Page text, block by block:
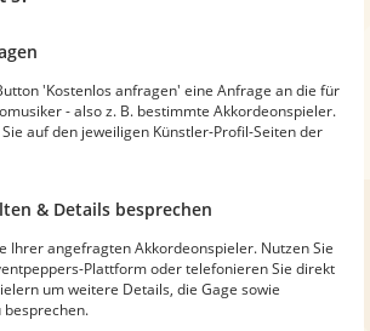
'Kostenlos anfragen' eine Anfrage an die für
- also z. B. bestimmte Akkordeonspieler.
auf den jeweiligen Künstler-Profil-Seiten der
& Details besprechen
Ihrer angefragten Akkordeonspieler. Nutzen Sie
Plattform oder telefonieren Sie direkt
um weitere Details, die Gage sowie
besprechen.